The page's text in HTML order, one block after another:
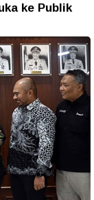
ke Publik